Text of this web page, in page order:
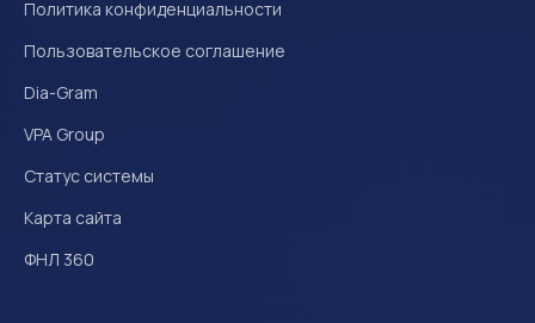
Политика конфиденциальности
Пользовательское соглашение
Dia-Gram
VPA Group
Статус системы
Карта сайта
ФНЛ 360